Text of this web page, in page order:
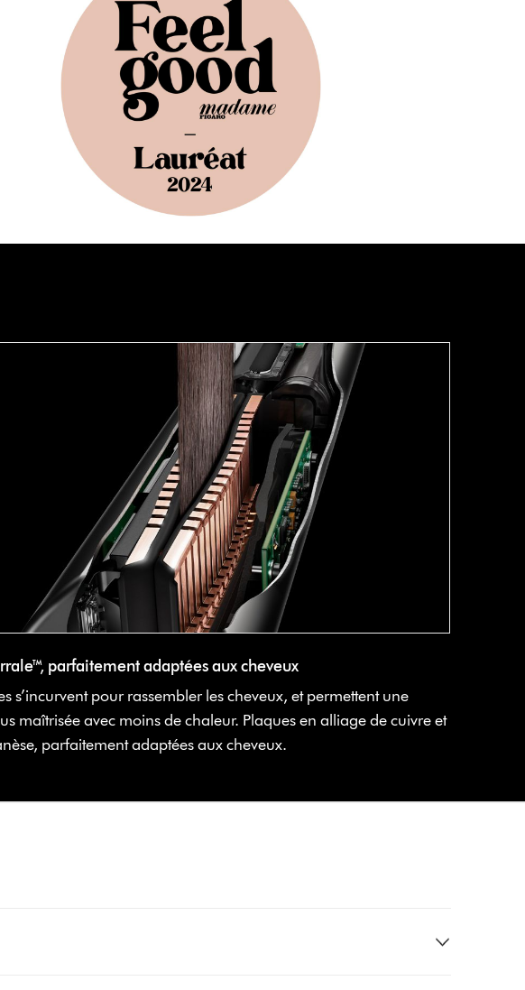
parfaitement adaptées aux cheveux
s’incurvent pour rassembler les cheveux, et permettent une
maîtrisée avec moins de chaleur. Plaques en alliage de cuivre et
parfaitement adaptées aux cheveux.